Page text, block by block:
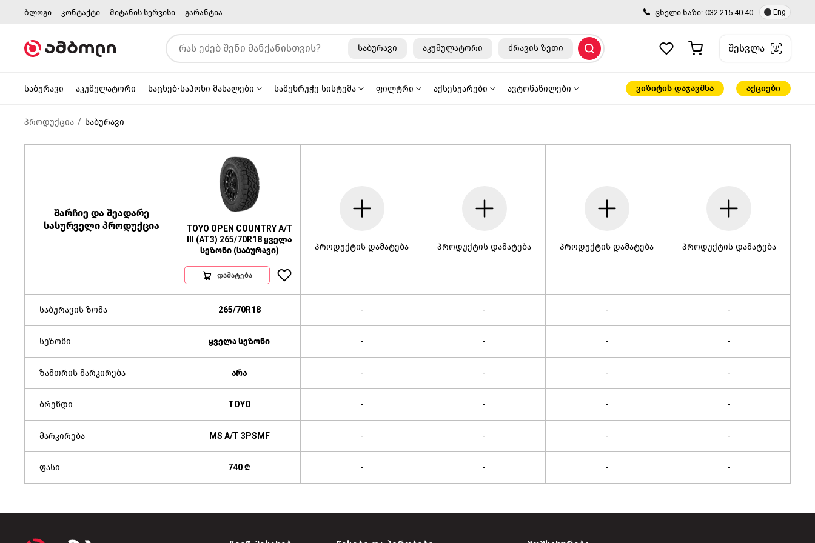
ბლოგი კონტაქტი მიტანის სერვისი გარანტია ცხელი ხაზი: 032 215 40 40 Eng
საბურავი აკუმულატორი ძრავის ზეთი შესვლა
საბურავი აკუმულატორი საცხებ-საპოხი მასალები სამუხრუჭე სისტემა ფილტრი აქსესუარები ავტონაწილები ვიზიტის დაჯავშნა აქციები
პროდუქცია საბურავი
შარჩიე და შეადარე
სასურველი პროდუქცია
TOYO OPEN COUNTRY A/T
III (AT3) 265/70R18 ყველა
სეზონი (საბურავი)
დამატება
პროდუქტის დამატება პროდუქტის დამატება პროდუქტის დამატება პროდუქტის დამატება
საბურავის ზომა 265/70R18 - - - -
სეზონი ყველა სეზონი - - - -
ზამთრის მარკირება არა - - - -
ბრენდი TOYO - - - -
მარკირება MS A/T 3PSMF - - - -
ფასი 740 ₾ - - - -